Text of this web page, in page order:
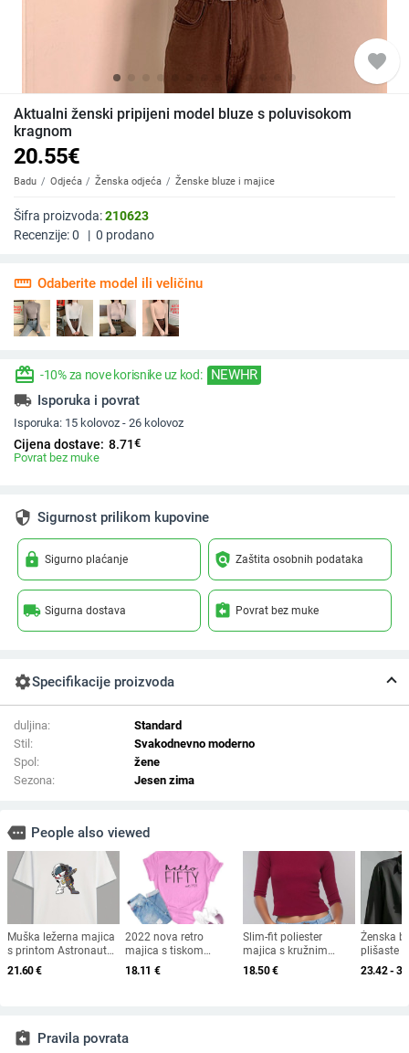
favorite
Aktualni ženski pripijeni model bluze s poluvisokom
kragnom
20.55€
Badu Odjeća Ženska odjeća Ženske bluze i majice
Šifra proizvoda:210623
Recenzije:0 | 0 prodano
straighten Odaberite model ili veličinu
redeem -10% za nove korisnike uz kod: NEWHR
local_shipping Isporuka i povrat
Isporuka: 15 kolovoz - 26 kolovoz
Cijena dostave: 8.71€
Povrat bez muke
security Sigurnost prilikom kupovine
lock Sigurno plaćanje policy Zaštita osobnih podataka
local_shipping Sigurna dostava assignment_return Povrat bez muke
settingsSpecifikacije proizvoda
duljina:
Standard
Stil:
Svakodnevno moderno
Spol:
žene
Sezona:
Jesen zima
more People also viewed
Muška ležerna majica
s printom Astronauta
u pobjedničkoj pozi
21.60€
2022 nova retro
majica s tiskom
engleskih slova –
kratkih rukava –
18.11 €
Slim-fit poliester
majica s kružnim
izrezom, kratka
duljina, izvezen detalj,
18.50€
Ženska
plišaste
šifona,
23.42 -
assignment_return Pravila povrata